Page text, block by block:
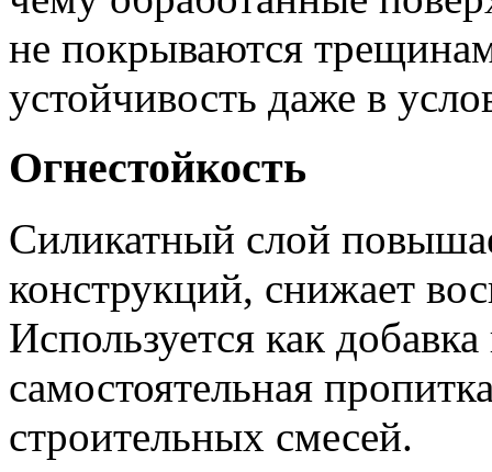
не покрываются
устойчивость даже в
Огнестойкость
Силикатный слой
конструкций, снижает
Используется как
самостоятельная
строительных смесей.